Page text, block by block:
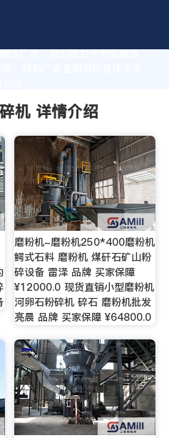
造厂家，我们致力于为您量身
。获取厂家直销报价及技术支
机 详情介绍
磨粉机-磨粉机250*400磨粉机
鳄式石料 磨粉机 煤矸石矿山粉
碎设备 雷泽 品牌 买家保障
¥12000.0 现货直销小型磨粉机
河卵石粉碎机 碎石 磨粉机批发
亮晨 品牌 买家保障 ¥64800.0